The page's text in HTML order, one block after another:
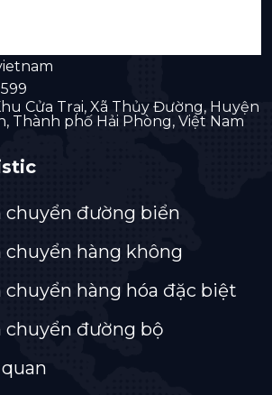
Cửa Trại, Xã Thủy Đường, Huyện
Thành phố Hải Phòng, Việt Nam
chuyển đường biển
chuyển hàng không
chuyển hàng hóa đặc biệt
chuyển đường bộ